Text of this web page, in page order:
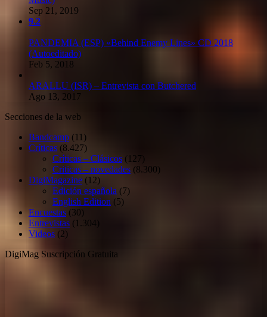
Sep 21, 2019
9.2
PANDEMIA (ESP) «Behind Enemy Lines» CD 2018
(Autoeditado)
Feb 5, 2018
ARALLU (ISR) – Entrevista con Butchered
Ago 13, 2017
Secciones de la web
Bandcamp (11)
Críticas (8.427)
Críticas – Clásicos (127)
Criticas – novedades (8.300)
DigiMagazine (12)
Edición española (7)
English Edition (5)
Encuestas (30)
Entrevistas (1.304)
Videos (2)
DigiMag Suscripción Gratuita